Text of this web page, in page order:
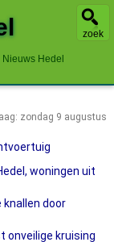
zoek
Nieuws Hedel
zondag 9 augustus
woningen uit
knallen door
onveilige kruising